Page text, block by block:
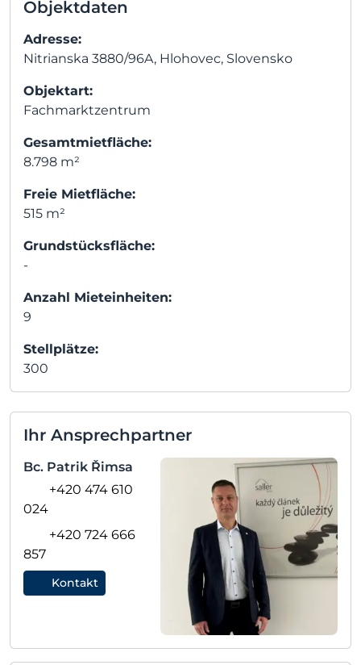
Objektdaten
Adresse:
Nitrianska 3880/96A, Hlohovec, Slovensko
Objektart:
Fachmarktzentrum
Gesamtmietfläche:
8.798 m²
Freie Mietfläche:
515 m²
Grundstücksfläche:
-
Anzahl Mieteinheiten:
9
Stellplätze:
300
Ihr Ansprechpartner
Bc. Patrik Řimsa
+420 474 610
024
+420 724 666
857
Kontakt